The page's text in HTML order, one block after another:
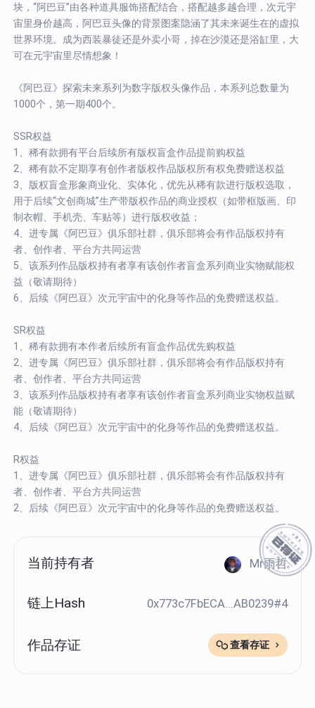
块，“阿巴豆”由各种道具服饰搭配结合，搭配越多越合理，次元宇
宙里身价越高，阿巴豆头像的背景图案隐涵了其未来诞生在的虚拟
世界环境。成为西装暴徒还是外卖小哥，掉在沙漠还是浴缸里，大
可在元宇宙里尽情想象！
《阿巴豆》探索未来系列为数字版权头像作品，本系列总数量为
1000个，第一期400个。
SSR权益
1、稀有款拥有平台后续所有版权盲盒作品提前购权益
2、稀有款不定期享有创作者版权作品版权所有权免费赠送权益
3、版权盲盒形象商业化、实体化，优先从稀有款进行版权选取，
用于后续“文创商城”生产带版权作品的商业授权（如带框版画、印
制衣帽、手机壳、车贴等）进行版权收益；
4、进专属《阿巴豆》俱乐部社群，俱乐部将会有作品版权持有
者、创作者、平台方共同运营
5、该系列作品版权持有者享有该创作者盲盒系列商业实物赋能权
益（敬请期待）
6、后续《阿巴豆》次元宇宙中的化身等作品的免费赠送权益。
SR权益
1、稀有款拥有本作者后续所有盲盒作品优先购权益
2、进专属《阿巴豆》俱乐部社群，俱乐部将会有作品版权持有
者、创作者、平台方共同运营
3、该系列作品版权持有者享有该创作者盲盒系列商业实物权益赋
能（敬请期待）
4、后续《阿巴豆》次元宇宙中的化身等作品的免费赠送权益。
R权益
1、进专属《阿巴豆》俱乐部社群，俱乐部将会有作品版权持有
者、创作者、平台方共同运营
2、后续《阿巴豆》次元宇宙中的化身等作品的免费赠送权益。
当前持有者 Mr雨哲
链上Hash 0x773c7FbECA...AB0239#4
作品存证 查看存证